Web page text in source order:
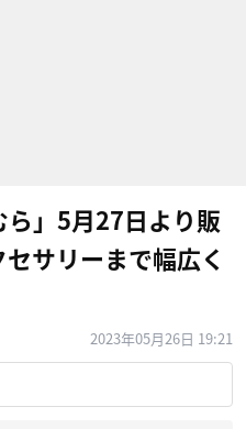
ら」5月27日より販
サリーまで幅広く
2023年05月26日 19:21